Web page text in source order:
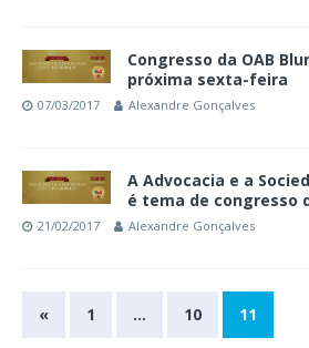
Congresso da OAB
próxima sexta-feira
07/03/2017 Alexandre Gonçalves
A Advocacia e a
é tema de congresso
21/02/2017 Alexandre Gonçalves
« 1 … 10 11